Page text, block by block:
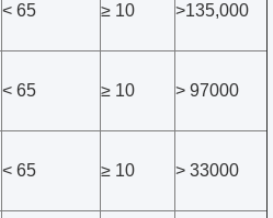
< 65 ≥ 10 >135,000
< 65 ≥ 10 > 97000
< 65 ≥ 10 > 33000